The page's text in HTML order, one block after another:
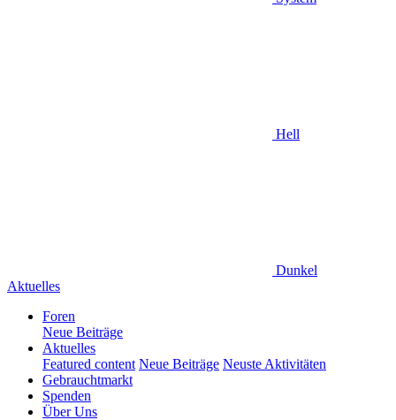
Hell
Dunkel
Aktuelles
Foren
Neue Beiträge
Aktuelles
Featured content Neue Beiträge Neuste Aktivitäten
Gebrauchtmarkt
Spenden
Über Uns